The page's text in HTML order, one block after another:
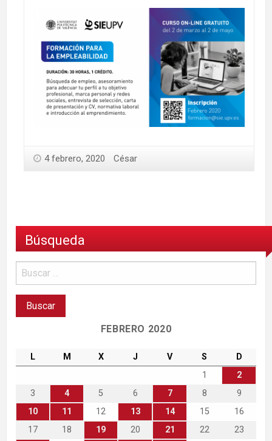
4 febrero, 2020 César
Búsqueda
FEBRERO 2020
L M X J V S
D
1
2
3
4 5 6 7 8
9
10
11 12 13 14 15
16
17
18 19 20 21 22
23